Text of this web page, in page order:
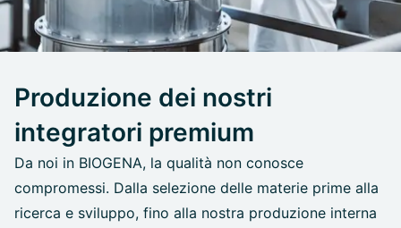
Produzione dei nostri
integratori premium
Da noi in BIOGENA, la qualità non conosce
compromessi. Dalla selezione delle materie prime alla
ricerca e sviluppo, fino alla nostra produzione interna